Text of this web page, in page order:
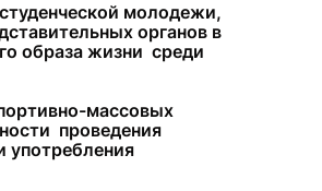
молодежи,
органов в
образа жизни среди
массовых
проведения
употребления